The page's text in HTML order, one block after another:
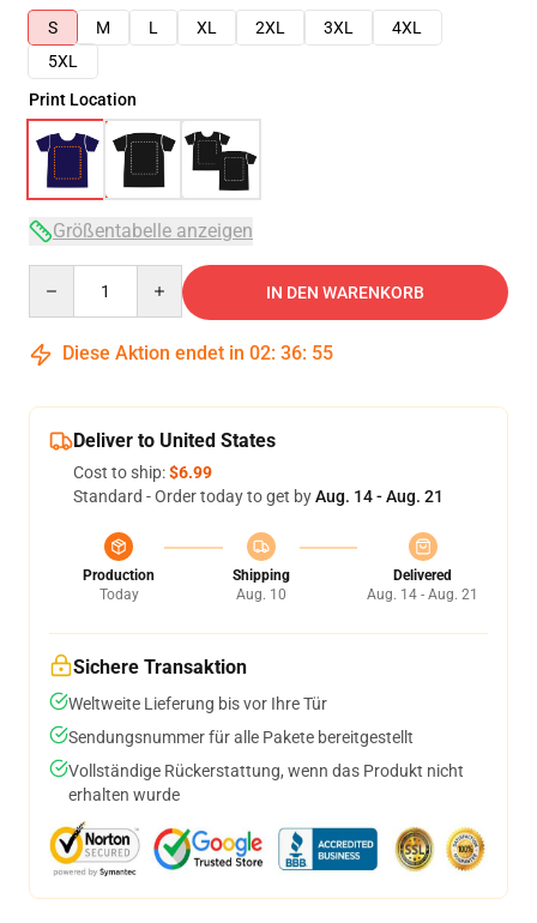
S
M L XL 2XL 3XL
4XL
5XL
Print Location
Größentabelle anzeigen
IN DEN WARENKORB
Diese Aktion endet in 02: 36: 54
Deliver to United States
Cost to ship:$6.99
Standard - Order today to get byAug. 14 - Aug. 21
Production
Today
Shipping
Aug. 10
Delivered
Aug. 14 - Aug. 21
Sichere Transaktion
Weltweite Lieferung bis vor Ihre Tür
Sendungsnummer für alle Pakete bereitgestellt
Vollständige Rückerstattung, wenn das Produkt nicht
erhalten wurde